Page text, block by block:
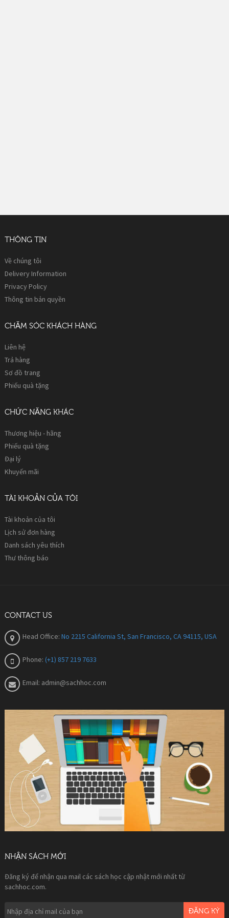
THÔNG TIN
Về chúng tôi
Delivery Information
Privacy Policy
Thông tin bản quyền
CHĂM SÓC KHÁCH HÀNG
Liên hệ
Trả hàng
Sơ đồ trang
Phiếu quà tặng
CHỨC NĂNG KHÁC
Thương hiệu - hãng
Phiếu quà tặng
Đại lý
Khuyến mãi
TÀI KHOẢN CỦA TÔI
Tài khoản của tôi
Lịch sử đơn hàng
Danh sách yêu thích
Thư thông báo
CONTACT US
Head Office: No 2215 California St, San Francisco, CA 94115, USA
Phone: (+1) 857 219 7633
Email: admin@sachhoc.com
NHẬN SÁCH MỚI
Đăng ký để nhận qua mail các sách học cập nhật mới nhất từ
sachhoc.com.
ĐĂNG KÝ